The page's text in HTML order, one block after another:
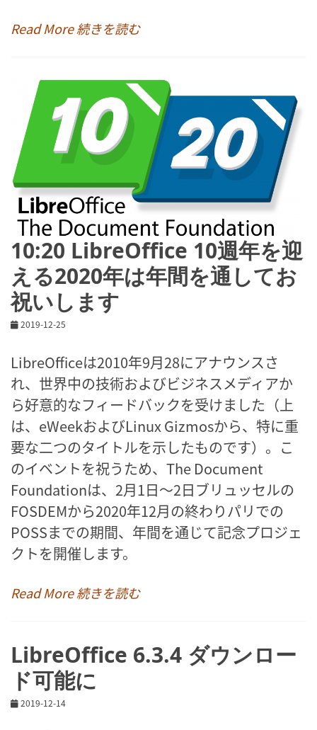
Read More 続きを読む
10:20 LibreOffice 10週年を迎
える2020年は年間を通してお
祝いします
2019-12-25
LibreOfficeは2010年9月28にアナウンスさ
れ、世界中の技術およびビジネスメディアか
ら好意的なフィードバックを受けました（上
は、eWeekおよびLinux Gizmosから、特に重
要な二つのタイトルを示したものです）。こ
のイベントを祝うため、The Document
Foundationは、2月1日〜2日ブリュッセルの
FOSDEMから2020年12月の終わりパリでの
POSSまでの期間、年間を通じて記念プロジェ
クトを開催します。
Read More 続きを読む
LibreOffice 6.3.4 ダウンロー
ド可能に
2019-12-14